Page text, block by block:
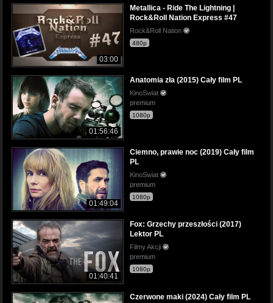
03:00
Metallica - Ride The Lightning |
Rock&Roll Nation Express #47
Rock&Roll Nation
480p
01:56:46
Anatomia zła (2015) Cały film PL
KinoSwiat
premium
1080p
01:49:04
Ciemno, prawie noc (2019) Cały film
PL
KinoSwiat
premium
1080p
01:40:41
Fox: Grzechy przeszłości (2017)
Lektor PL
Filmy Akcji
premium
1080p
Czerwone maki (2024) Cały film PL